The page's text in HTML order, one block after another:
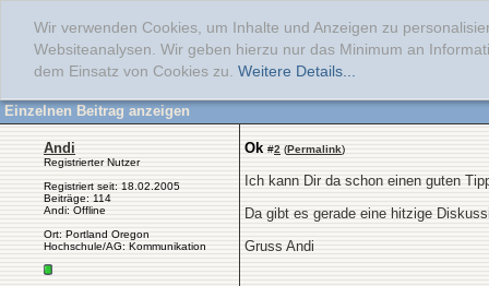
Wir verwenden Cookies, um Inhalte und Anzeigen zu
Websiteanalysen. Wir geben hierzu nur das Minimum an
dem Einsatz von Cookies zu. Weitere Details...
Einzelnen Beitrag anzeigen
Andi
Registrierter Nutzer
Registriert seit: 18.02.2005
Beiträge: 114
Andi: Offline
Ort: Portland Oregon
Hochschule/AG: Kommunikation
Ok #2 (Permalink)
Ich kann Dir da schon einen guten
Da gibt es gerade eine hitzige
Gruss Andi